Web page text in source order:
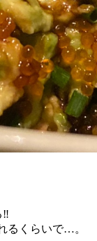
‼︎
るくらいで…。